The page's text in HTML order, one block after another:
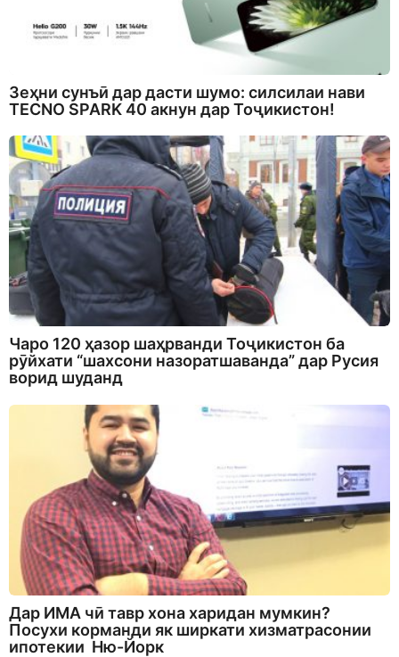
Зеҳни сунъӣ дар дасти шумо: силсилаи нави
TECNO SPARK 40 акнун дар Тоҷикистон!
Чаро 120 ҳазор шаҳрванди Тоҷикистон ба
рӯйхати “шахсони назоратшаванда” дар Русия
ворид шуданд
Дар ИМА чӣ тавр хона харидан мумкин?
Посухи корманди як ширкати хизматрасонии
ипотекии Ню-Йорк